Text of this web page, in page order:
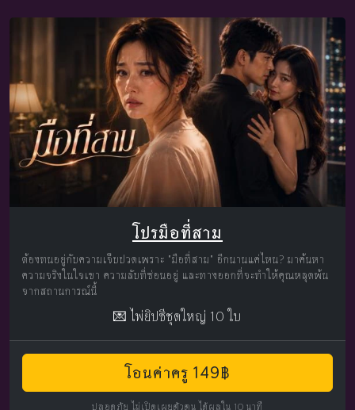
โปรมือที่สาม
ต้องทนอยู่กับความเจ็บปวดเพราะ "มือที่สาม" อีกนานแค่ไหน? มาค้นหา
ความจริงในใจเขา ความลับที่ซ่อนอยู่ และทางออกที่จะทำให้คุณหลุดพ้น
จากสถานการณ์นี้
💌 ไพ่ยิปซีชุดใหญ่ 10 ใบ
โอนค่าครู 149฿
ปลอดภัย ไม่เปิดเผยตัวตน ได้ผลใน 10 นาที